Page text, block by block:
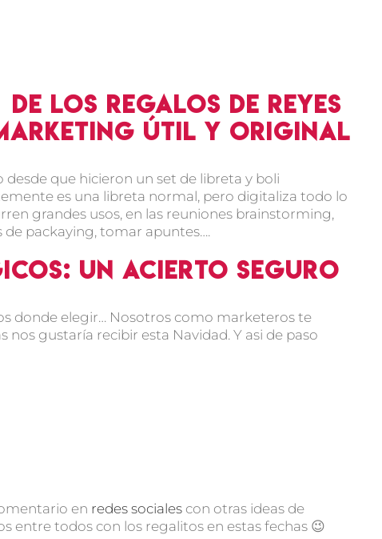
los regalos de Reyes
útil y original
que hicieron un set de libreta y boli
es una libreta normal, pero digitaliza todo lo
grandes usos, en las reuniones brainstorming,
packaying, tomar apuntes….
un acierto seguro
donde elegir… Nosotros como marketeros te
nos gustaría recibir esta Navidad. Y asi de paso
en redes socialescon otras ideas de
entre todos con los regalitos en estas fechas 😉